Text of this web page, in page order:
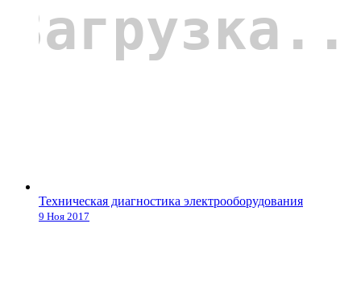
Техническая диагностика электрооборудования
9 Ноя 2017